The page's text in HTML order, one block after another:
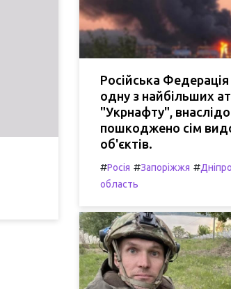
Російська
одну з найбільших
"Укрнафту",
пошкоджено сім
об'єктів.
#Росія #Запоріжжя #
область